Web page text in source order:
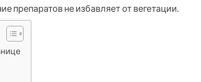
препаратов не избавляет от вегетации.